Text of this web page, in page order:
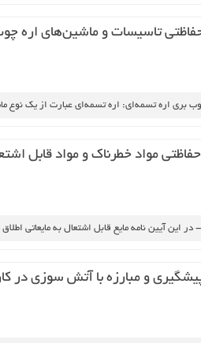
حفاظتي‌ تاسيسات‌ و ماشين‌هاي‌ اره‌
اره‌ تسمه‌اي‌: اره‌ تسمه‌اي‌ عبارت‌ از يك‌ نوع‌
مواد خطرناك‌ و مواد قابل‌
نامه‌ مايع‌ قابل‌ اشتعال‌ به‌ مايعاتي‌ اطلاق‌ مي‌شود كه‌ نقطه‌
و مبارزه‌ با آتش‌ سوزي‌ در